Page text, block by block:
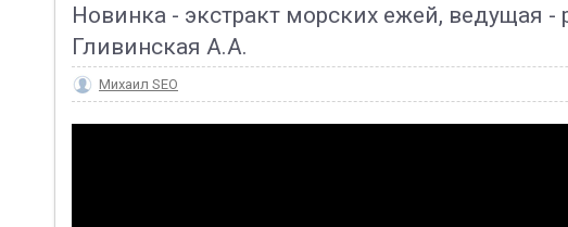
Новинка - экстракт морских ежей, ведущая
Гливинская А.А.
Михаил SEO